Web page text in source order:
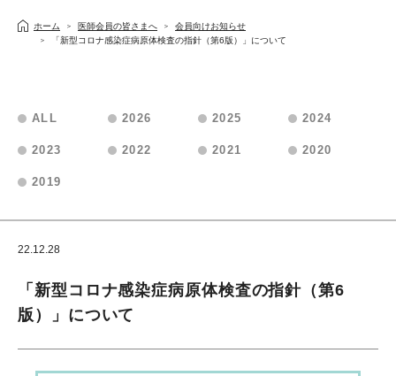
ホーム 医師会員の皆さまへ
会員向けお知らせ
「新型コロナ感染症病原体検査の指針（第6版）」について
ALL 2026 2025 2024
2023 2022 2021 2020
2019
22.12.28
「新型コロナ感染症病原体検査の指針（第6
版）」について